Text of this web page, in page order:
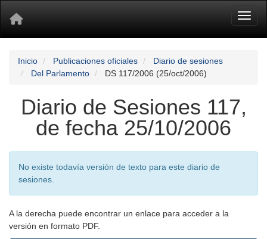
Inicio Publicaciones oficiales
Diario de sesiones
Del Parlamento
DS 117/2006 (25/oct/2006)
Diario de Sesiones 117,
de fecha 25/10/2006
No existe todavía versión de texto para este diario de
sesiones.
A la derecha puede encontrar un enlace para acceder a la
versión en formato PDF.